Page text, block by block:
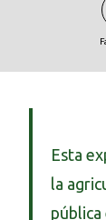
Esta
la